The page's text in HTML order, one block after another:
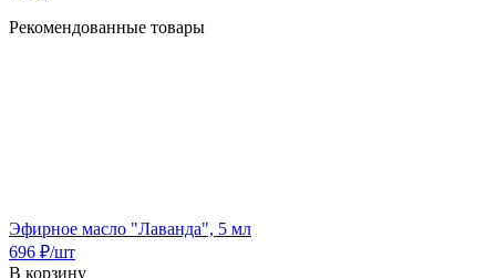
Рекомендованные товары
Эфирное масло "Лаванда", 5 мл
696 ₽/шт
В корзину